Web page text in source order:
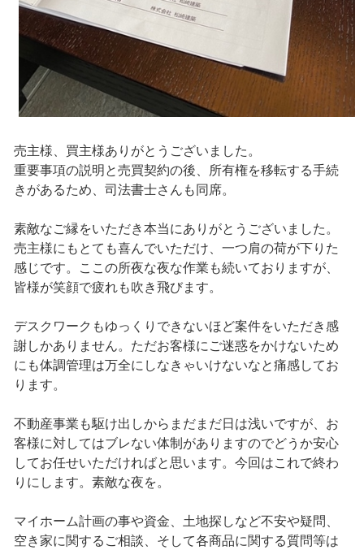
売主様、買主様ありがとうございました。
重要事項の説明と売買契約の後、所有権を移転する手続
きがあるため、司法書士さんも同席。
素敵なご縁をいただき本当にありがとうございました。
売主様にもとても喜んでいただけ、一つ肩の荷が下りた
感じです。ここの所夜な夜な作業も続いておりますが、
皆様が笑顔で疲れも吹き飛びます。
デスクワークもゆっくりできないほど案件をいただき感
謝しかありません。ただお客様にご迷惑をかけないため
にも体調管理は万全にしなきゃいけないなと痛感してお
ります。
不動産事業も駆け出しからまだまだ日は浅いですが、お
客様に対してはブレない体制がありますのでどうか安心
してお任せいただければと思います。今回はこれで終わ
りにします。素敵な夜を。
マイホーム計画の事や資金、土地探しなど不安や疑問、
空き家に関するご相談、そして各商品に関する質問等は